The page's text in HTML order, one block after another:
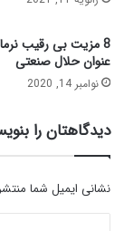
8 مزیت بی رقیب
عنوان حلال صنعتی
نوامبر 14, 2020
دیدگاهتان را
نشانی ایمیل شما